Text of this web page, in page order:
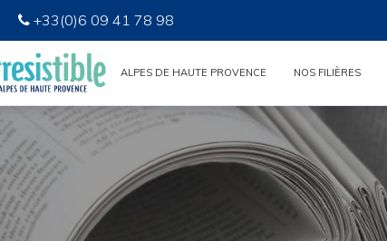
+33(0)6 09 41 78 98
ALPES DE HAUTE PROVENCE NOS FILIÈRES